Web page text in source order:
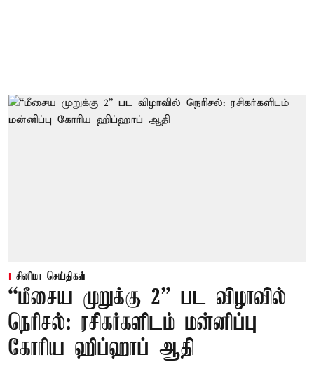
சினிமா செய்திகள்
“மீசைய முறுக்கு 2” பட விழாவில்
நெரிசல்: ரசிகர்களிடம் மன்னிப்பு
கோரிய ஹிப்ஹாப் ஆதி